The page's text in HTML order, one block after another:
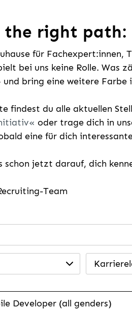
the right path:
für Fachexpert:innen,
bei uns keine Rolle. Was
und bring eine weitere Farbe
findest du alle aktuellen
oder trage dich in
eine für dich
schon jetzt darauf, dich
Team
Developer (all genders)